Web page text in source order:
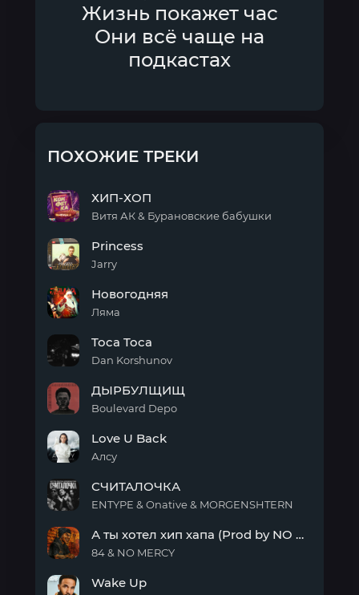
Жизнь покажет час
Они всё чаще на
подкастах
ПОХОЖИЕ ТРЕКИ
ХОП
ХИП-ХОП
Витя АК & Бурановские бабушки
Princess
Jarry
Новогодняя
Ляма
Toca
Toca Toca
Dan Korshunov
ДЫРБУЛЩИЩ
Boulevard Depo
U
Back
Love U Back
Алсу
СЧИТАЛОЧКА
ENTYPE & Onative & MORGENSHTERN
хотел
А ты хотел хип хапа (Prod by NO MERCY)
84 & NO MERCY
Wake Up